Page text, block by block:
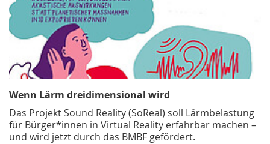
Wenn Lärm dreidimensional wird
Das Projekt Sound Reality (SoReal) soll Lärmbelastung
für Bürger*innen in Virtual Reality erfahrbar machen –
und wird jetzt durch das BMBF gefördert.